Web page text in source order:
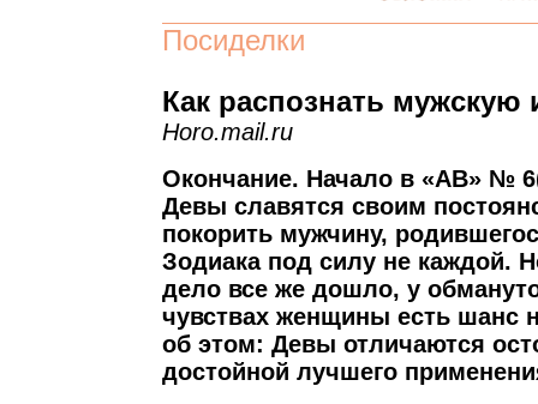
Посиделки
Как распознать мужскую
Horo.mail.ru
Окончание. Начало в «АВ» №
Девы славятся своим
покорить мужчину,
Зодиака под силу не каждой.
дело все же дошло, у
чувствах женщины есть шанс
об этом: Девы отличаются
достойной лучшего